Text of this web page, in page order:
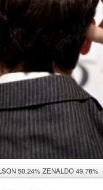
50.24% ZENALDO 49.76%